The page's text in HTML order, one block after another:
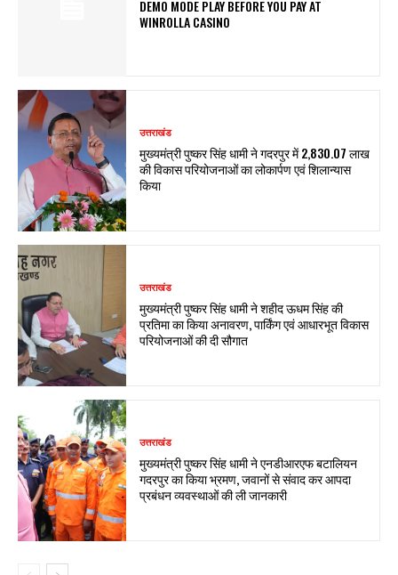
DEMO MODE PLAY BEFORE YOU PAY AT
WINROLLA CASINO
उत्तराखंड
मुख्यमंत्री पुष्कर सिंह धामी ने गदरपुर में ₹2,830.07 लाख
की विकास परियोजनाओं का लोकार्पण एवं शिलान्यास
किया
उत्तराखंड
मुख्यमंत्री पुष्कर सिंह धामी ने शहीद ऊधम सिंह की
प्रतिमा का किया अनावरण, पार्किंग एवं आधारभूत विकास
परियोजनाओं की दी सौगात
उत्तराखंड
मुख्यमंत्री पुष्कर सिंह धामी ने एनडीआरएफ बटालियन
गदरपुर का किया भ्रमण, जवानों से संवाद कर आपदा
प्रबंधन व्यवस्थाओं की ली जानकारी